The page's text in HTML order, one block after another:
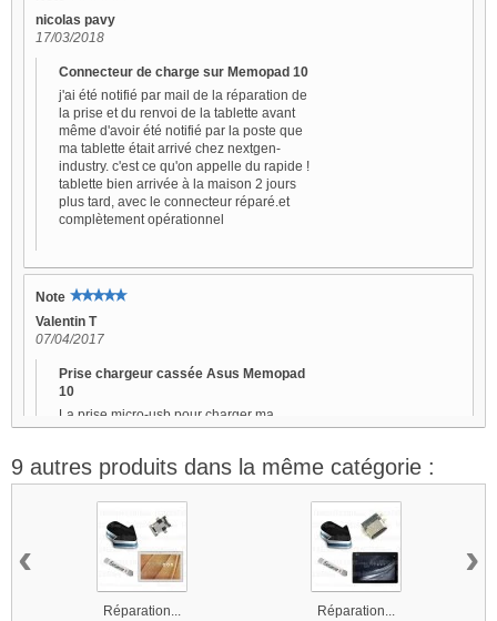
nicolas pavy
17/03/2018
Connecteur de charge sur Memopad 10
j'ai été notifié par mail de la réparation de
la prise et du renvoi de la tablette avant
même d'avoir été notifié par la poste que
ma tablette était arrivé chez nextgen-
industry. c'est ce qu'on appelle du rapide !
tablette bien arrivée à la maison 2 jours
plus tard, avec le connecteur réparé.et
complètement opérationnel
Note
Valentin T
07/04/2017
Prise chargeur cassée Asus Memopad
10
La prise micro-usb pour charger ma
tablette était endommagée et impossible
avoir contacté Asus qui m'ont demandé
150€ pour la réparation car il fallait
changer toute la carte mère d'après eux et
donc perdre toutes mes données... Je suis
tombé sur ce site et j'ai tenté le coup. Je
ne regrette absolument pas ! Ma asus a
été réparée en quelques jours et je l'ai
retrouvé comme avant, avec toutes mes
photos et données ! Merci pour votre
9 autres produits dans la même catégorie :
Réparation... Réparation...
‹ ›